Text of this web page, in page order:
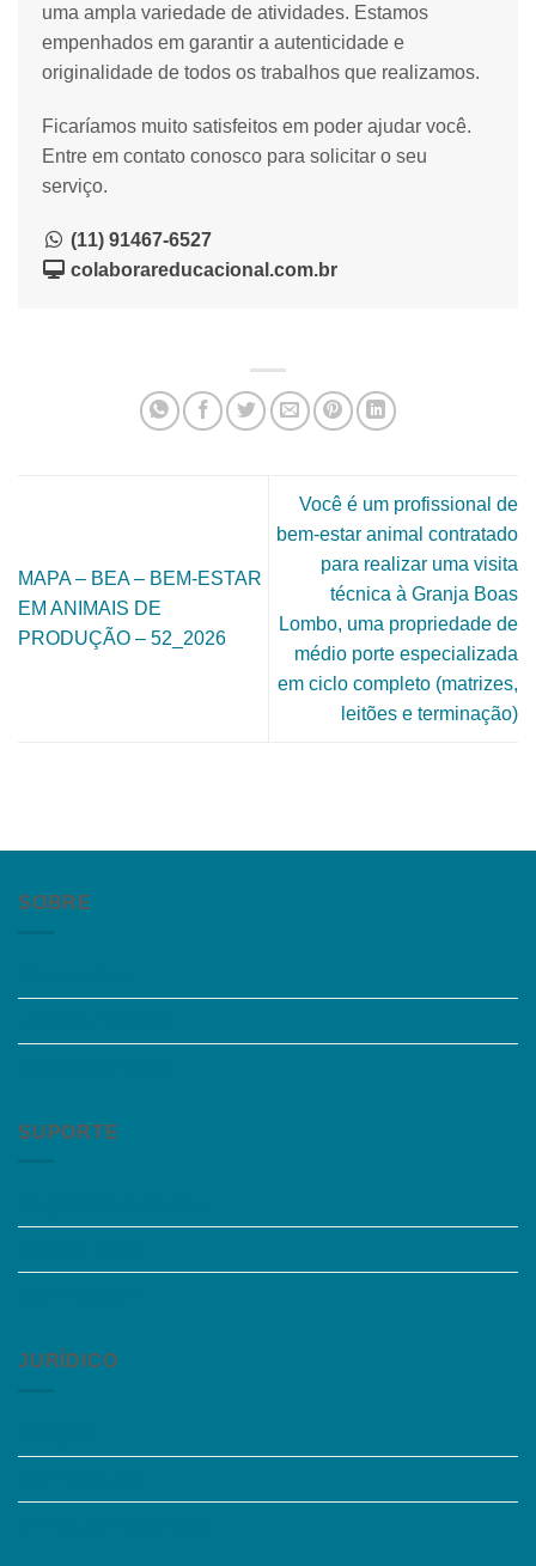
uma ampla variedade de atividades. Estamos
empenhados em garantir a autenticidade e
originalidade de todos os trabalhos que realizamos.
Ficaríamos muito satisfeitos em poder ajudar você.
Entre em contato conosco para solicitar o seu
serviço.
(11) 91467-6527
colaborareducacional.com.br
MAPA – BEA – BEM-ESTAR
EM ANIMAIS DE
PRODUÇÃO – 52_2026
Você é um profissional de
bem-estar animal contratado
para realizar uma visita
técnica à Granja Boas
Lombo, uma propriedade de
médio porte especializada
em ciclo completo (matrizes,
leitões e terminação)
SOBRE
SUPORTE
JURÍDICO